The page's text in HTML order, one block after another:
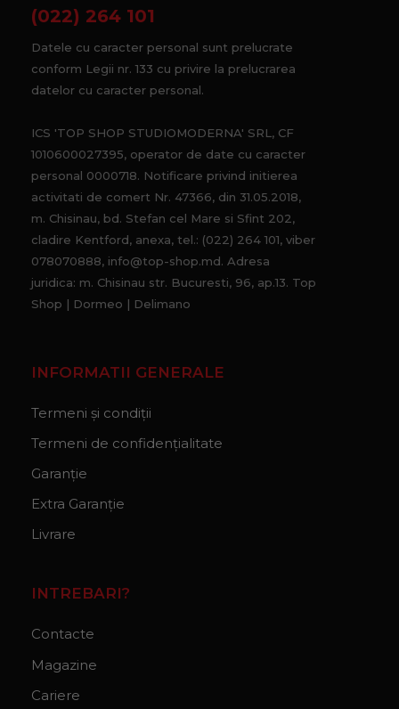
(022) 264 101
Datele cu caracter personal sunt prelucrate
conform Legii nr. 133 cu privire la prelucrarea
datelor cu caracter personal.
ICS 'TOP SHOP STUDIOMODERNA' SRL, CF
1010600027395, operator de date cu caracter
personal 0000718. Notificare privind initierea
activitati de comert Nr. 47366, din 31.05.2018,
m. Chisinau, bd. Stefan cel Mare si Sfint 202,
cladire Kentford, anexa, tel.: (022) 264 101, viber
078070888, info@top-shop.md. Adresa
juridica: m. Chisinau str. Bucuresti, 96, ap.13. Top
Shop | Dormeo | Delimano
INFORMATII GENERALE
Termeni și condiții
Termeni de confidențialitate
Garanție
Extra Garanție
Livrare
INTREBARI?
Contacte
Magazine
Cariere